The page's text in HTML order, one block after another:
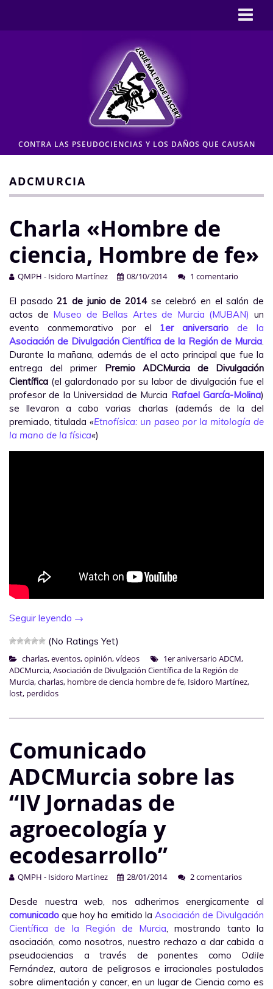
Pseudociencia en medios
Pseudociencia institucional
CONTACTO
Moderación de comentarios
Aviso legal y Política de privacidad
CONTRA LAS PSEUDOCIENCIAS Y LOS DAÑOS QUE CAUSAN
ADCMURCIA
Charla «Hombre de
ciencia, Hombre de fe»
QMPH - Isidoro Martínez 08/10/2014 1 comentario
El pasado21 de junio de 2014se celebró en el salón de
actos de Museo de Bellas Artes de Murcia (MUBAN) un
evento conmemorativo por el 1er aniversario de la
Asociación de Divulgación Científica de la Región de Murcia.
Durante la mañana, además de el acto principal que fue la
entrega del primer Premio ADCMurcia de Divulgación
Científica (el galardonado por su labor de divulgación fue el
profesor de la Universidad de Murcia Rafael García-Molina)
se llevaron a cabo varias charlas (además de la del
premiado, titulada «Etnofísica: un paseo por la mitología de
la mano de la física«)
Seguir leyendo →
(No Ratings Yet)
charlas,eventos,opinión,vídeos 1er aniversario ADCM,
ADCMurcia,Asociación de Divulgación Científica de la Región de
Murcia,charlas, hombre de ciencia hombre de fe, Isidoro Martínez,
lost, perdidos
Comunicado
ADCMurcia sobre las
“IV Jornadas de
agroecología y
ecodesarrollo”
QMPH - Isidoro Martínez 28/01/2014 2 comentarios
Desde nuestra web, nos adherimos energicamente al
comunicado que hoy ha emitido la Asociación de Divulgación
Científica de la Región de Murcia, mostrando tanto la
asociación, como nosotros, nuestro rechazo a dar cabida a
pseudociencias a través de ponentes como Odile
Fernández, autora de peligrosos e irracionales postulados
sobre alimentación y cancer, en un lugar de Ciencia como es